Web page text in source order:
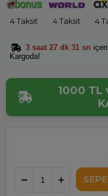
4 Taksit 4 Taksit 4
3 saat 27 dk 31 sn
Kargoda!
1000 TL